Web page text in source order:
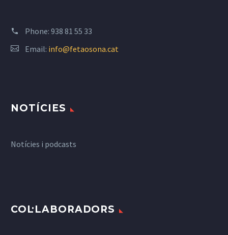
Phone: 938 81 55 33
Email: info@fetaosona.cat
NOTÍCIES
Notícies i podcasts
COL·LABORADORS